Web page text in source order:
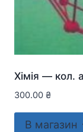
Хiмiя — кол.
300.00 ₴
В магазин